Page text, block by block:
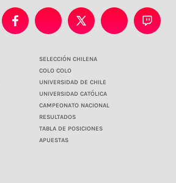
SELECCIÓN CHILENA
COLO COLO
UNIVERSIDAD DE CHILE
UNIVERSIDAD CATÓLICA
CAMPEONATO NACIONAL
RESULTADOS
TABLA DE POSICIONES
APUESTAS